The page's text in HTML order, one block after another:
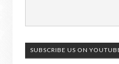
SUBSCRIBE US ON